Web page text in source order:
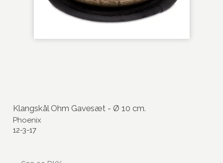
Klangskål Ohm Gavesæt - Ø 10 cm.
Phoenix
12-3-17